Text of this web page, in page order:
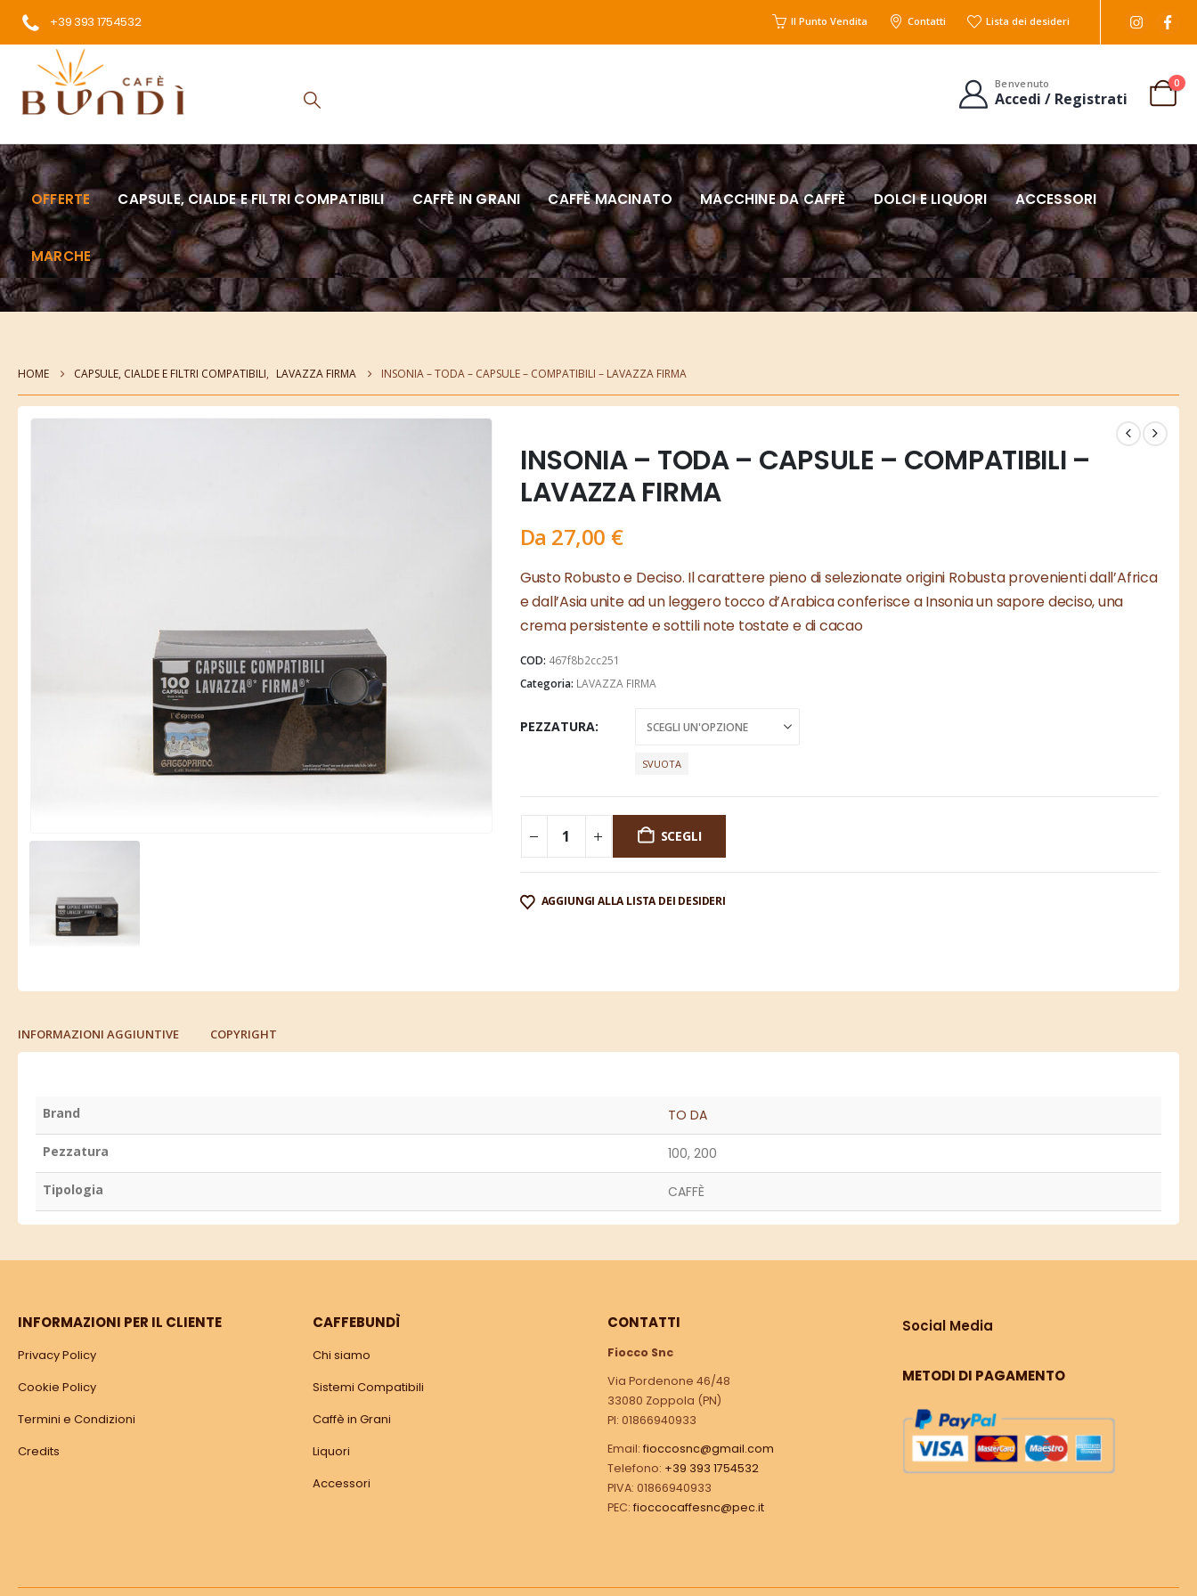
+39 393 1754532 Il Punto Vendita Contatti Lista dei desideri
Benvenuto
Accedi / Registrati
0
OFFERTE CAPSULE, CIALDE E FILTRI COMPATIBILI CAFFÈ IN GRANI CAFFÈ MACINATO MACCHINE DA CAFFÈ DOLCI E LIQUORI ACCESSORI
MARCHE
HOME CAPSULE, CIALDE E FILTRI COMPATIBILI, LAVAZZA FIRMA INSONIA – TODA – CAPSULE – COMPATIBILI – LAVAZZA FIRMA
INSONIA – TODA – CAPSULE – COMPATIBILI –
LAVAZZA FIRMA
Da 27,00 €
Gusto Robusto e Deciso. Il carattere pieno di selezionate origini Robusta provenienti dall’Africa
e dall’Asia unite ad un leggero tocco d’Arabica conferisce a Insonia un sapore deciso, una
crema persistente e sottili note tostate e di cacao
COD: 467f8b2cc251
Categoria: LAVAZZA FIRMA
PEZZATURA
SVUOTA
SCEGLI
AGGIUNGI ALLA LISTA DEI DESIDERI
INFORMAZIONI AGGIUNTIVE COPYRIGHT
Brand TO DA
Pezzatura 100, 200
Tipologia CAFFÈ
INFORMAZIONI PER IL CLIENTE
Privacy Policy
Cookie Policy
Termini e Condizioni
Credits
CAFFEBUNDÌ
Chi siamo
Sistemi Compatibili
Caffè in Grani
Liquori
Accessori
CONTATTI
Fiocco Snc
Via Pordenone 46/48
33080 Zoppola (PN)
PI: 01866940933
Email: fioccosnc@gmail.com
Telefono: +39 393 1754532
PIVA: 01866940933
PEC: fioccocaffesnc@pec.it
Social Media
METODI DI PAGAMENTO